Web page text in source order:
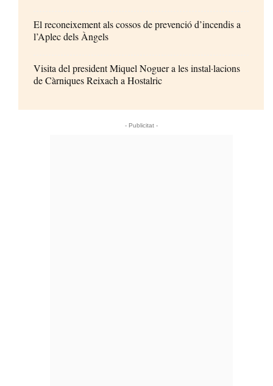
El reconeixement als cossos de prevenció d’incendis a
l’Aplec dels Àngels
Visita del president Miquel Noguer a les instal·lacions
de Càrniques Reixach a Hostalric
- Publicitat -